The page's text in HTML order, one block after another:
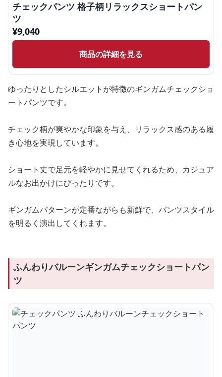
チェックパンツ 格子柄リラックスショートパン
ツ
¥9,040
商品の詳細を見る
ゆったりとしたシルエットが特徴のギンガムチェックショ
ートパンツです。
チェック柄が爽やかな印象を与え、リラックス感のある履
き心地を実現しています。
ショート丈で足元を軽やかに見せてくれるため、カジュア
ルなお出かけにぴったりです。
ギンガムパターンが定番ながらも新鮮で、パンツスタイル
を明るく演出してくれます。
ふんわりバルーンギンガムチェックショートパン
ツ